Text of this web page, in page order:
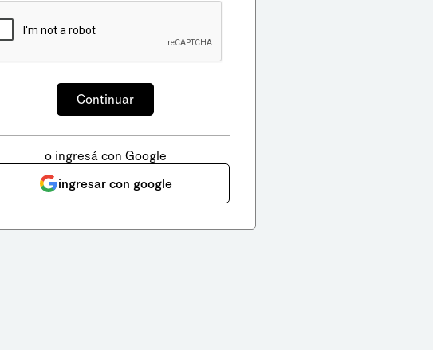
o ingresá con Google
ingresar con google